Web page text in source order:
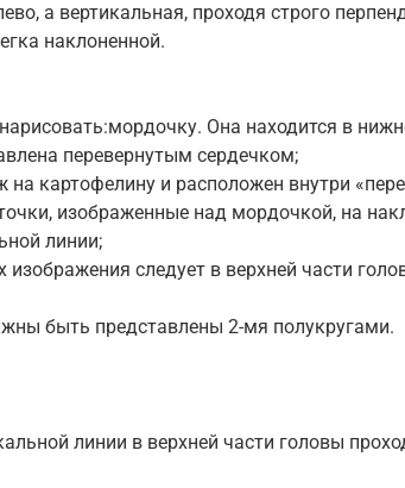
а вертикальная, проходя строго
наклоненной.
Она находится в
перевернутым сердечком;
на картофелину и расположен внутри
изображенные над мордочкой, на
линии;
изображения следует в верхней части
быть представлены 2-мя полукругами.
линии в верхней части головы